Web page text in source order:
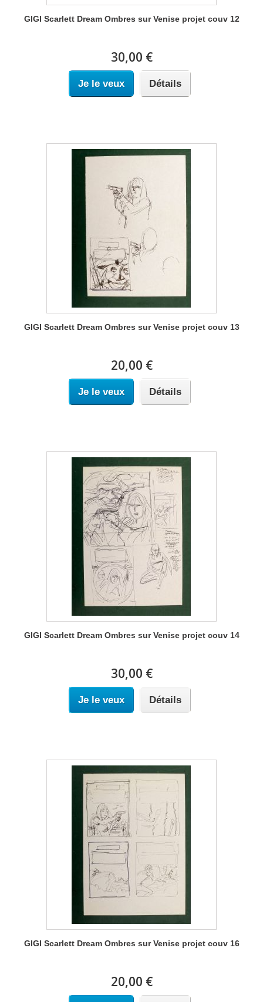
GIGI Scarlett Dream Ombres sur Venise projet couv 12
30,00 €
Je le veux Détails
GIGI Scarlett Dream Ombres sur Venise projet couv 13
20,00 €
Je le veux Détails
GIGI Scarlett Dream Ombres sur Venise projet couv 14
30,00 €
Je le veux Détails
GIGI Scarlett Dream Ombres sur Venise projet couv 16
20,00 €